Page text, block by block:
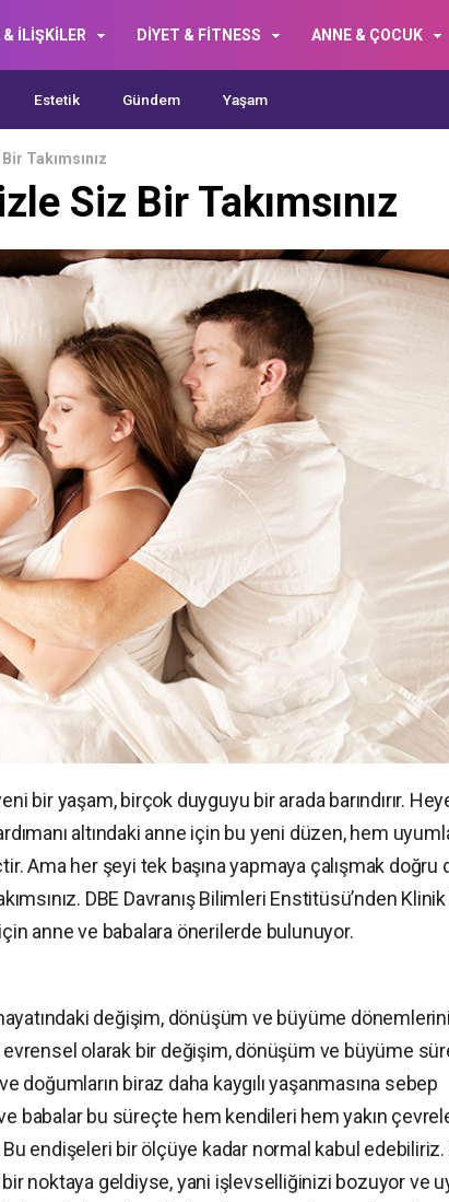
& İLİŞKİLER DİYET & FİTNESS ANNE & ÇOCUK
Estetik Gündem Yaşam
Takımsınız
Siz Bir Takımsınız
bir yaşam, birçok duyguyu bir arada barındırır.
altındaki anne için bu yeni düzen, hem
Ama her şeyi tek başına yapmaya çalışmak doğru
DBE Davranış Bilimleri Enstitüsü’nden
anne ve babalara önerilerde bulunuyor.
değişim, dönüşüm ve büyüme
evrensel olarak bir değişim, dönüşüm ve büyüme
biraz daha kaygılı yaşanmasına sebep
babalar bu süreçte hem kendileri hem yakın
endişeleri bir ölçüye kadar normal kabul
bir noktaya geldiyse, yani işlevselliğinizi bozuyor ve